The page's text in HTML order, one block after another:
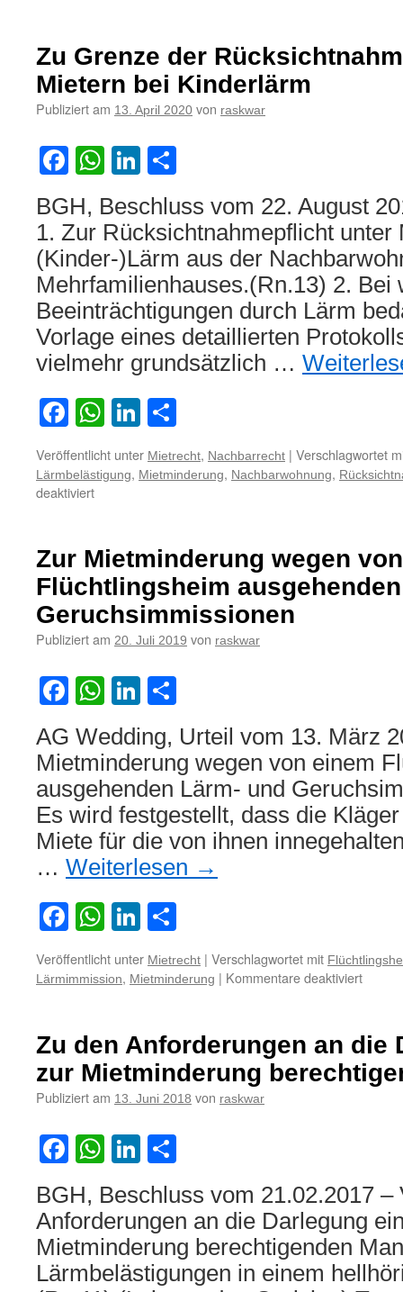
Voraussetzungen
und
Höhe
einer
Mietminderung
nächtlichen
Klopfgeräuschen
Heizung
Zu Grenze der
Mietern bei Kinderlärm
Publiziert am 13. April 2020 von raskwar
Facebook
WhatsApp
LinkedIn
BGH, Beschluss vom 22. August
1. Zur Rücksichtnahmepflicht unter
(Kinder-)Lärm aus der
Mehrfamilienhauses.(Rn.13) 2. Bei
Beeinträchtigungen durch Lärm
Vorlage eines detaillierten
vielmehr grundsätzlich …
Facebook
WhatsApp
LinkedIn
Veröffentlicht unter Mietrecht, Nachbarrecht | Verschlagwortet
Lärmbelästigung, Mietminderung, Nachbarwohnung,
deaktiviertfür
der
Rücksichtnahmepflicht
unter
Mietern
bei
Kinderlärm
Zur Mietminderung wegen
Flüchtlingsheim
Geruchsimmissionen
Publiziert am 20. Juli 2019 von raskwar
Facebook
WhatsApp
LinkedIn
AG Wedding, Urteil vom 13. März
Mietminderung wegen von einem
ausgehenden Lärm- und
Es wird festgestellt, dass die
Miete für die von ihnen
… Weiterlesen →
Facebook
WhatsApp
LinkedIn
Veröffentlicht unter Mietrecht | Verschlagwortet mit
Lärmimmission, Mietminderung | Kommentare deaktiviertfür
von
einem
Zu den Anforderungen an die
zur Mietminderung
Publiziert am 13. Juni 2018 von raskwar
Facebook
WhatsApp
LinkedIn
BGH, Beschluss vom 21.02.2017 –
Anforderungen an die Darlegung
Mietminderung berechtigenden
Lärmbelästigungen in einem